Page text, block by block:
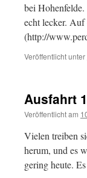
bei
echt lecker.
(http://
Veröffentlicht unter
Ausfahrt
Veröffentlicht am
Vielen treiben
herum, und es
gering heute.